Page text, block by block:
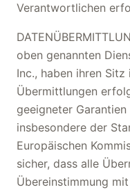
Verantwortlichen
oben genannten
Inc., haben ihren Sitz
Übermittlungen
geeigneter Garantien
insbesondere der
Europäischen
sicher, dass alle
Übereinstimmung